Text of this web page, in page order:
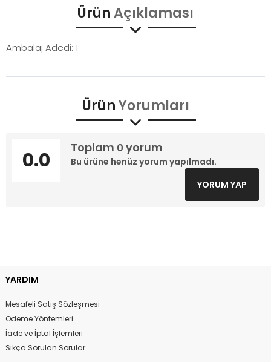
ÜrünAçıklaması
Ambalaj Adedi: 1
ÜrünYorumları
Toplam 0 yorum
Bu ürüne henüz yorum yapılmadı.
0.0
YORUM YAP
YARDIM
Mesafeli Satış Sözleşmesi
Ödeme Yöntemleri
İade ve İptal İşlemleri
Sıkça Sorulan Sorular